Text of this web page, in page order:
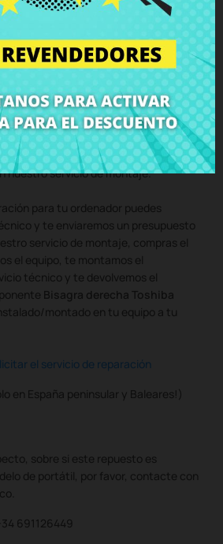
Toshiba Satellite
Toshiba Satellite C855 L850al
- PRODUCTO USADO ORIGINAL -
nuestro servicio de montaje.
para tu ordenador puedes
y te enviaremos un presupuesto
servicio de montaje, compras el
el equipo, te montamos el
técnico y te devolvemos el
Bisagra derecha Toshiba
montado en tu equipo a tu
el servicio de reparación
en España peninsular y Baleares!)
sobre si este repuesto es
de portátil, por favor, contacte con
691126449